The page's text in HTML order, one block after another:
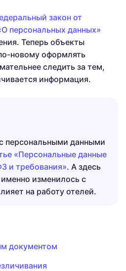
закон от
персональных данных»
Теперь объекты
новому оформлять
следить за тем,
информация.
персональными данными
«Персональные данные
и требования». А здесь
изменилось с
на работу отелей.
документом